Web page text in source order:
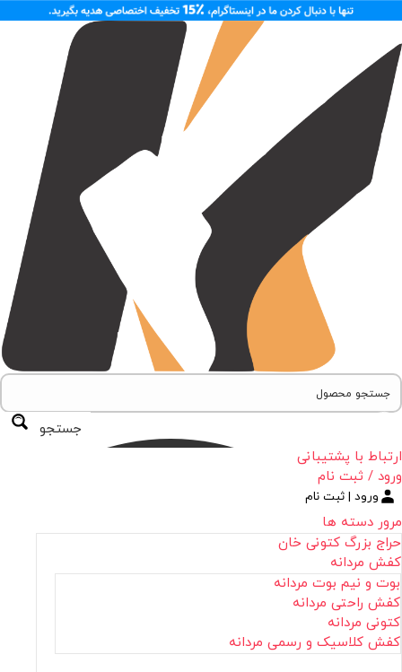
جستجو
ارتباط با پشتیبانی
ورود / ثبت نام
ورود | ثبت نام
مرور دسته ها
حراج بزرگ کتونی خان
کفش مردانه
بوت و نیم بوت مردانه
کفش راحتی مردانه
کتونی مردانه
کفش کلاسیک و رسمی مردانه